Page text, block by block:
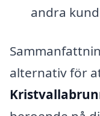
andra
alternativ för